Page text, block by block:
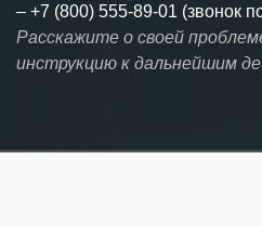
– +7 (800) 555-89-01 (звонок
Расскажите о своей
инструкцию к дальнейшим